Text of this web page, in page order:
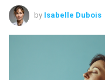
by Isabelle Dubois